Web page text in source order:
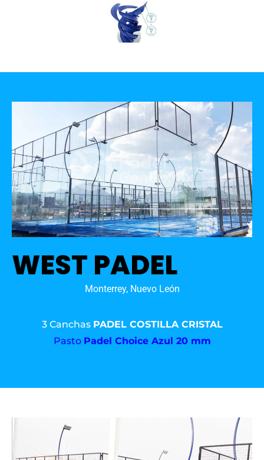
WEST PADEL
Monterrey, Nuevo León
3 Canchas PADEL COSTILLA CRISTAL
Pasto Padel Choice Azul 20 mm